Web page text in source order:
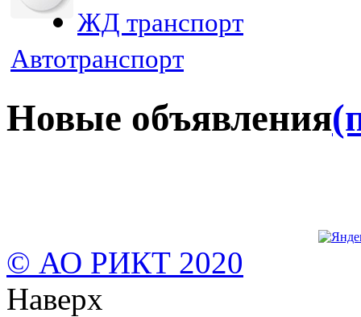
ЖД транспорт
Автотранспорт
Новые объявления
© АО РИКТ 2020
Наверх